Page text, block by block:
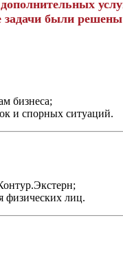
были
бизнеса;
и спорных ситуаций.
физических лиц.